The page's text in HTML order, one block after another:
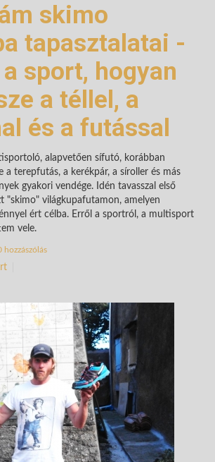
skimo
tapasztalatai -
sport, hogyan
a téllel, a
és a futással
alapvetően sífutó, korábban
a terepfutás, a kerékpár, a síroller és más
gyakori vendége. Idén tavasszal első
"skimo" világkupafutamon, amelyen
ért célba. Erről a sportról, a multisport
vele.
hozzászólás